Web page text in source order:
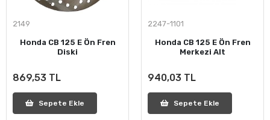
2149
Honda CB 125 E Ön Fren
Diski
869,53 TL
Sepete Ekle
2247-1101
Honda CB 125 E Ön Fren
Merkezi Alt
940,03 TL
Sepete Ekle